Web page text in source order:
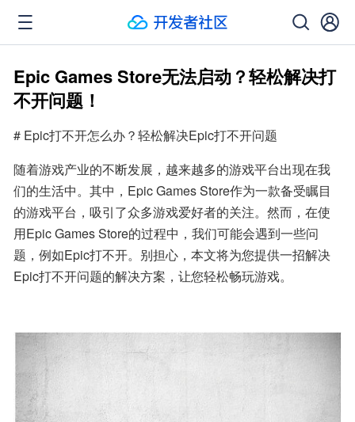
Epic Games Store无法启动？轻松解决打
不开问题！
# Epic打不开怎么办？轻松解决Epic打不开问题
随着游戏产业的不断发展，越来越多的游戏平台出现在我
们的生活中。其中，Epic Games Store作为一款备受瞩目
的游戏平台，吸引了众多游戏爱好者的关注。然而，在使
用Epic Games Store的过程中，我们可能会遇到一些问
题，例如Epic打不开。别担心，本文将为您提供一招解决
Epic打不开问题的解决方案，让您轻松畅玩游戏。